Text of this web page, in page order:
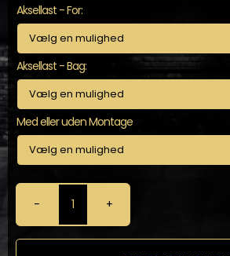
Aksellast - For:
Aksellast - Bag:
Med eller uden Montage
Eibach
Pro
"Komfort"